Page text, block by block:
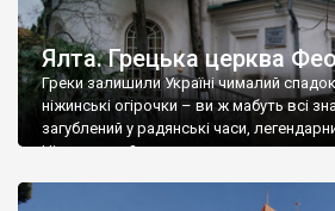
Ялта. Грецька церква
Греки залишили Україні чималий
ніжинські огірочки – ви ж мабуть всі
загублений у радянські часи,
Ніжин греки?